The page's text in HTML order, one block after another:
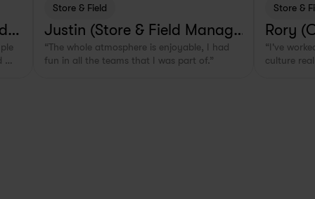
Store & Field
Justin (Store & Field Manage
r in Rotterdam, NL)
“The whole atmosphere is enjoyable, I had
fun in all the teams that I was part of.”
Store &
Rory
“I've
culture